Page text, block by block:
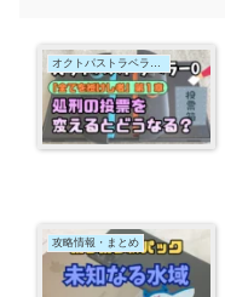
攻略情報・まとめ